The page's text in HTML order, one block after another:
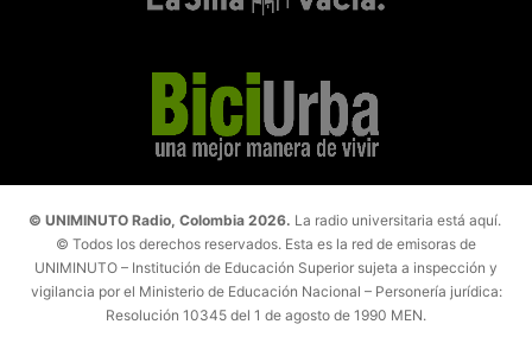
© UNIMINUTO Radio, Colombia 2026. La radio universitaria está aquí.
© Todos los derechos reservados. Esta es la red de emisoras de
UNIMINUTO – Institución de Educación Superior sujeta a inspección y
vigilancia por el Ministerio de Educación Nacional – Personería jurídica:
Resolución 10345 del 1 de agosto de 1990 MEN.